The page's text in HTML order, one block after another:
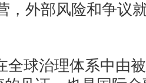
，外部风险和争议
全球治理体系中由